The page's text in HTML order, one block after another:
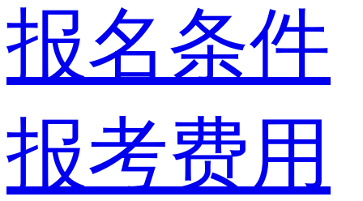
报名条件
报考费用